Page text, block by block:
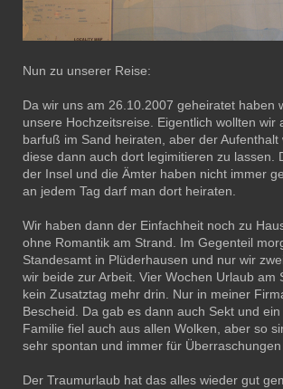
Nun zu unserer Reise:
Da wir uns am 26.10.2007 geheiratet haben
unsere Hochzeitsreise. Eigentlich wollten wir
barfuß im Sand heiraten, aber der Aufenthalt
diese dann auch dort legimitieren zu lassen.
der Insel und die Ämter haben nicht immer
an jedem Tag darf man dort heiraten.
Wir haben dann der Einfachheit noch zu
ohne Romantik am Strand. Im Gegenteil
Standesamt in Plüderhausen und nur wir
wir beide zur Arbeit. Vier Wochen Urlaub am
kein Zusatztag mehr drin. Nur in meiner
Bescheid. Da gab es dann auch Sekt und ein
Familie fiel auch aus allen Wolken, aber so
sehr spontan und immer für Überraschungen
Der Traumurlaub hat das alles wieder gut